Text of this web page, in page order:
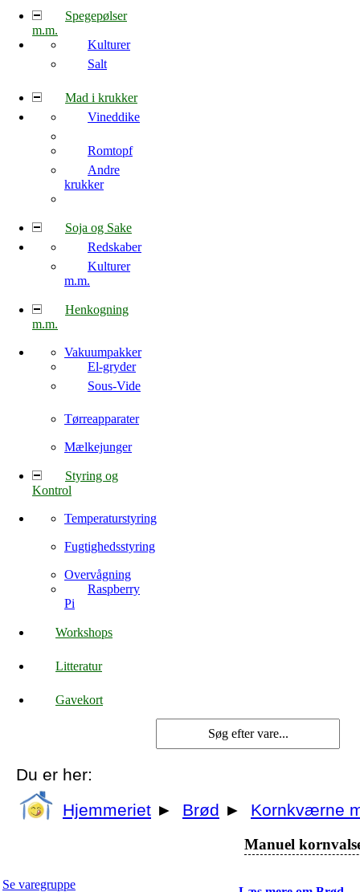
Spegepølser
m.m.
Kulturer
Salt
Mad i krukker
Vineddike
Romtopf
Andre
krukker
Soja og Sake
Redskaber
Kulturer
m.m.
Henkogning
m.m.
Vakuumpakker
El-gryder
Sous-Vide
Tørreapparater
Mælkejunger
Styring og
Kontrol
Temperaturstyring
Fugtighedsstyring
Overvågning
Raspberry
Pi
Workshops
Litteratur
Gavekort
Du er her:
Hjemmeriet ► Brød ► Kornkværne
Manuel
Se varegruppe